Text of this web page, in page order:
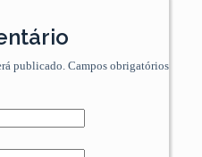
publicado. Campos obrigatórios